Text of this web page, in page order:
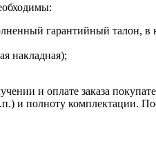
гарантийный талон,
накладная);
и оплате заказа
и полноту комплектации.